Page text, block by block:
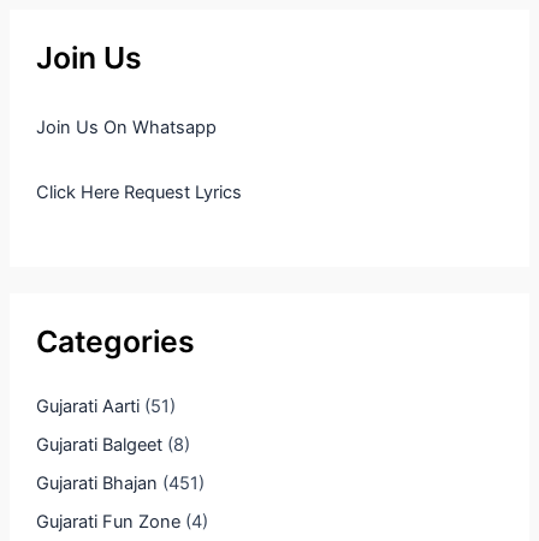
Join Us
Join Us On Whatsapp
Click Here Request Lyrics
Categories
Gujarati Aarti(51)
Gujarati Balgeet(8)
Gujarati Bhajan (451)
Gujarati Fun Zone(4)